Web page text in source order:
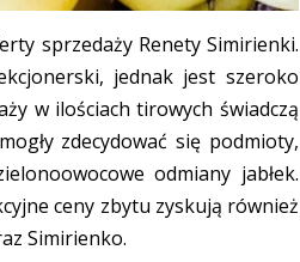
sprzedaży Renety Simirienki.
jednak jest szeroko
w ilościach tirowych świadczą
zdecydować się podmioty,
odmiany jabłek.
ceny zbytu zyskują również
Simirienko.